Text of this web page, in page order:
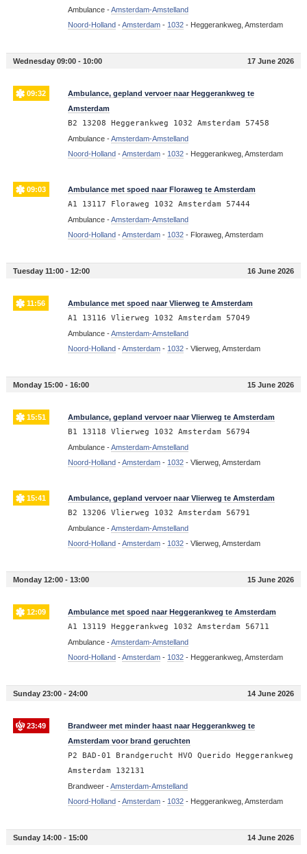
Ambulance -Amsterdam-Amstelland
Noord-Holland-Amsterdam- 1032- Heggerankweg, Amsterdam
Wednesday 09:00 - 10:00 17 June 2026
09:32
Ambulance, gepland vervoer naar Heggerankweg te
Amsterdam
B2 13208 Heggerankweg 1032 Amsterdam 57458
Ambulance -Amsterdam-Amstelland
Noord-Holland-Amsterdam- 1032- Heggerankweg, Amsterdam
09:03 Ambulance met spoed naar Floraweg te Amsterdam
A1 13117 Floraweg 1032 Amsterdam 57444
Ambulance -Amsterdam-Amstelland
Noord-Holland-Amsterdam- 1032- Floraweg, Amsterdam
Tuesday 11:00 - 12:00 16 June 2026
11:56 Ambulance met spoed naar Vlierweg te Amsterdam
A1 13116 Vlierweg 1032 Amsterdam 57049
Ambulance -Amsterdam-Amstelland
Noord-Holland-Amsterdam- 1032- Vlierweg, Amsterdam
Monday 15:00 - 16:00 15 June 2026
15:51 Ambulance, gepland vervoer naar Vlierweg te Amsterdam
B1 13118 Vlierweg 1032 Amsterdam 56794
Ambulance -Amsterdam-Amstelland
Noord-Holland-Amsterdam- 1032- Vlierweg, Amsterdam
15:41 Ambulance, gepland vervoer naar Vlierweg te Amsterdam
B2 13206 Vlierweg 1032 Amsterdam 56791
Ambulance -Amsterdam-Amstelland
Noord-Holland-Amsterdam- 1032- Vlierweg, Amsterdam
Monday 12:00 - 13:00 15 June 2026
12:09 Ambulance met spoed naar Heggerankweg te Amsterdam
A1 13119 Heggerankweg 1032 Amsterdam 56711
Ambulance -Amsterdam-Amstelland
Noord-Holland-Amsterdam- 1032- Heggerankweg, Amsterdam
Sunday 23:00 - 24:00 14 June 2026
23:49
Brandweer met minder haast naar Heggerankweg te
Amsterdam voor brand geruchten
P2 BAD-01 Brandgerucht HVO Querido Heggerankweg
Amsterdam 132131
Brandweer -Amsterdam-Amstelland
Noord-Holland-Amsterdam- 1032- Heggerankweg, Amsterdam
Sunday 14:00 - 15:00 14 June 2026